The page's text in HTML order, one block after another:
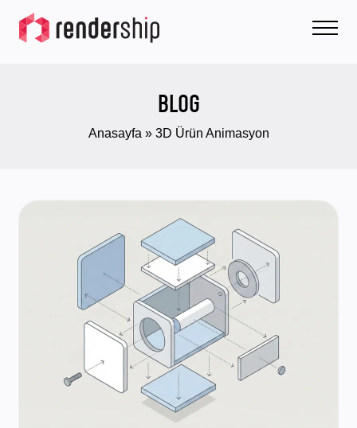
BLOG
Anasayfa » 3D Ürün Animasyon